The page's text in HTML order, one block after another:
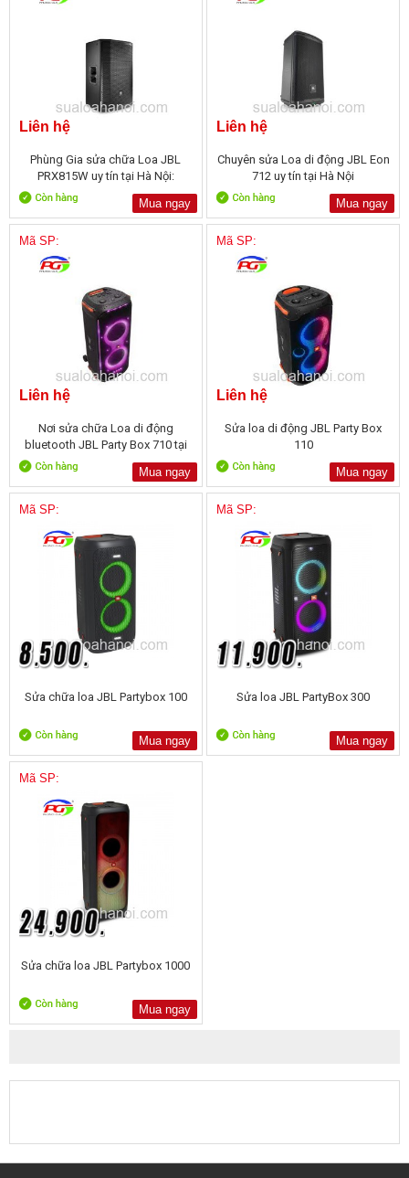
Liên hệ
Phùng Gia sửa chữa Loa JBL
PRX815W uy tín tại Hà Nội:
Mua ngay
Liên hệ
Chuyên sửa Loa di động JBL Eon
712 uy tín tại Hà Nội
Mua ngay
Mã SP:
Liên hệ
Nơi sửa chữa Loa di động
bluetooth JBL Party Box 710 tại
Mua ngay
Mã SP:
Liên hệ
Sửa loa di động JBL Party Box
110
Mua ngay
Mã SP:
Sửa chữa loa JBL Partybox 100
Mua ngay
Mã SP:
Sửa loa JBL PartyBox 300
Mua ngay
Mã SP:
Sửa chữa loa JBL Partybox 1000
Mua ngay